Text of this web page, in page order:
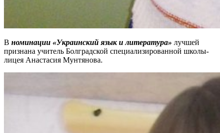
В номинации «Украинский язык и литература» лучшей
признана учитель Болградской специализированной школы-
лицея Анастасия Мунтянова.